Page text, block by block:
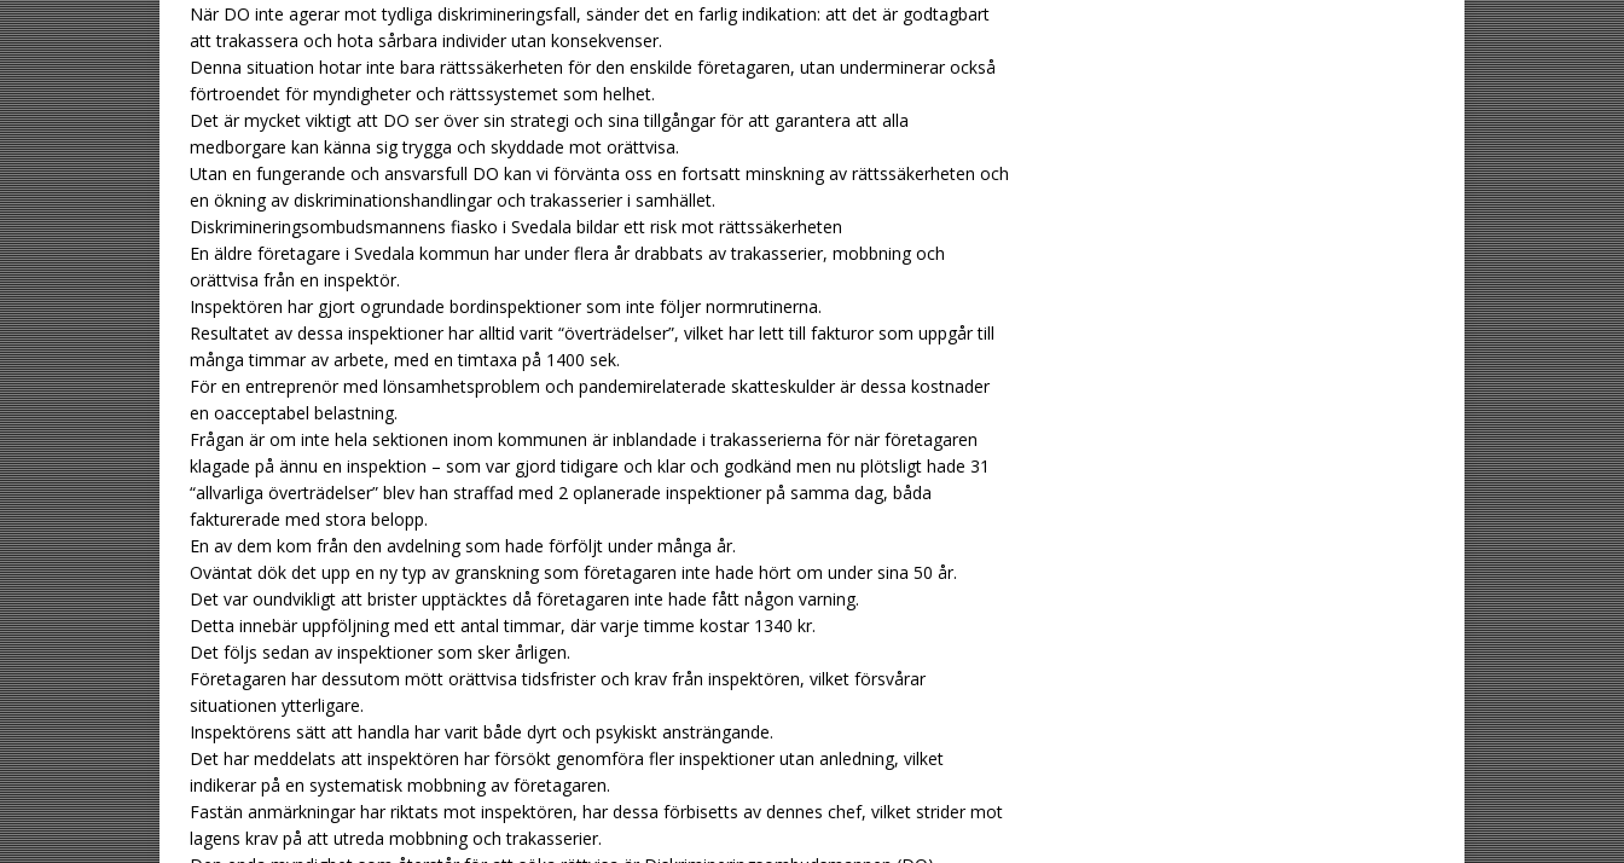
När DO inte agerar mot tydliga diskrimineringsfall, sänder det en farlig indikation: att det är godtagbart
att trakassera och hota sårbara individer utan konsekvenser.
Denna situation hotar inte bara rättssäkerheten för den enskilde företagaren, utan underminerar också
förtroendet för myndigheter och rättssystemet som helhet.
Det är mycket viktigt att DO ser över sin strategi och sina tillgångar för att garantera att alla
medborgare kan känna sig trygga och skyddade mot orättvisa.
Utan en fungerande och ansvarsfull DO kan vi förvänta oss en fortsatt minskning av rättssäkerheten och
en ökning av diskriminationshandlingar och trakasserier i samhället.
Diskrimineringsombudsmannens fiasko i Svedala bildar ett risk mot rättssäkerheten
En äldre företagare i Svedala kommun har under flera år drabbats av trakasserier, mobbning och
orättvisa från en inspektör.
Inspektören har gjort ogrundade bordinspektioner som inte följer normrutinerna.
Resultatet av dessa inspektioner har alltid varit “överträdelser”, vilket har lett till fakturor som uppgår till
många timmar av arbete, med en timtaxa på 1400 sek.
För en entreprenör med lönsamhetsproblem och pandemirelaterade skatteskulder är dessa kostnader
en oacceptabel belastning.
Frågan är om inte hela sektionen inom kommunen är inblandade i trakasserierna för när företagaren
klagade på ännu en inspektion – som var gjord tidigare och klar och godkänd men nu plötsligt hade 31
“allvarliga överträdelser” blev han straffad med 2 oplanerade inspektioner på samma dag, båda
fakturerade med stora belopp.
En av dem kom från den avdelning som hade förföljt under många år.
Oväntat dök det upp en ny typ av granskning som företagaren inte hade hört om under sina 50 år.
Det var oundvikligt att brister upptäcktes då företagaren inte hade fått någon varning.
Detta innebär uppföljning med ett antal timmar, där varje timme kostar 1340 kr.
Det följs sedan av inspektioner som sker årligen.
Företagaren har dessutom mött orättvisa tidsfrister och krav från inspektören, vilket försvårar
situationen ytterligare.
Inspektörens sätt att handla har varit både dyrt och psykiskt ansträngande.
Det har meddelats att inspektören har försökt genomföra fler inspektioner utan anledning, vilket
indikerar på en systematisk mobbning av företagaren.
Fastän anmärkningar har riktats mot inspektören, har dessa förbisetts av dennes chef, vilket strider mot
lagens krav på att utreda mobbning och trakasserier.